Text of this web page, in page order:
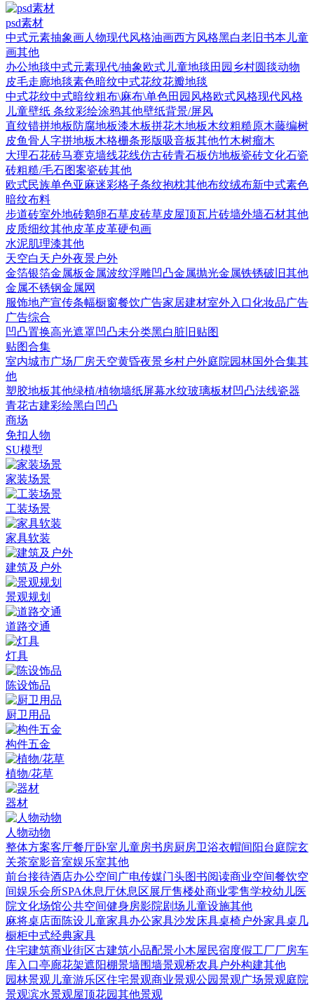
psd素材
中式元素抽象画人物现代风格油画西方风格黑白老旧书本 儿童
画其他
办公地毯中式元素现代/抽象欧式 儿童地毯 田园乡村圆毯动物
皮毛走廊地毯素色暗纹中式花纹花瓣地毯
中式花纹中式暗纹粗布\麻布\单色田园风格欧式风格现代风格
儿童壁纸 条纹彩绘涂鸦其他壁纸背景/屏风
直纹错拼地板 防腐地板漆木板拼花木地板木纹粗糙原木藤编树
皮鱼骨人字拼地板木格栅条形版吸音板其他竹木树瘤木
大理石花砖马赛克墙线花线仿古砖青石板仿地板瓷砖文化石瓷
砖粗糙/毛石图案瓷砖其他
欧式民族单色亚麻迷彩格子条纹抱枕其他布纹绒布新中式素色
暗纹布料
步道砖室外地砖鹅卵石草皮砖草皮屋顶瓦片砖墙外墙石材其他
皮质细纹其他皮革皮革硬包画
水泥肌理漆其他
天空白天户外夜景户外
金箔银箔金属板金属波纹浮雕凹凸金属抛光金属铁锈破旧其他
金属不锈钢金属网
服饰地产宣传条幅橱窗餐饮广告家居建材室外入口化妆品广告
广告综合
凹凸置换高光遮罩凹凸未分类黑白脏旧贴图
贴图合集
室内城市广场厂房天空黄昏夜景乡村户外庭院园林国外合集其
他
塑胶地板其他绿植/植物墙纸屏幕水纹玻璃板材凹凸法线瓷器
青花古建彩绘黑白凹凸
商场
免扣人物
SU模型
家装场景
工装场景
家具软装
建筑及户外
景观规划
道路交通
灯具
陈设饰品
厨卫用品
构件五金
植物/花草
器材
人物动物
整体方案客厅餐厅卧室 儿童房书房厨房卫浴衣帽间 阳台庭院玄
关茶室影音室娱乐室其他
前台接待酒店办公空间 广电传媒门头图书阅读商业空间餐饮空
间娱乐会所SPA休息厅休息区展厅售楼处商业零售学校幼儿医
院文化场馆公共空间健身房影院剧场 儿童设施其他
麻将桌店面陈设 儿童家具办公家具沙发床具桌椅户外家具桌几
橱柜中式经典家具
住宅建筑商业街区古建筑小品配景小木屋民宿度假工厂厂房车
库入口亭廊花架遮阳棚景墙围墙景观桥农具户外构建其他
园林景观 儿童游乐区住宅景观商业景观公园景观广场景观庭院
景观滨水景观屋顶花园其他景观